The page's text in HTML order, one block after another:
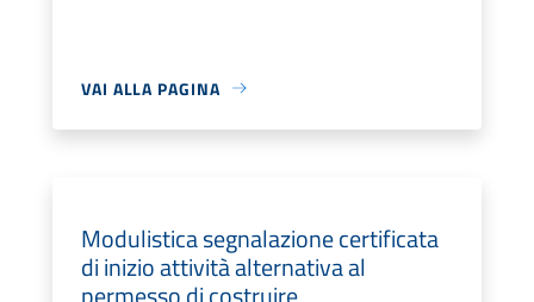
VAI ALLA PAGINA
Modulistica segnalazione certificata
di inizio attività alternativa al